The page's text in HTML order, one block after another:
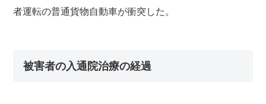
者運転の普通貨物自動車が衝突した。
被害者の入通院治療の経過